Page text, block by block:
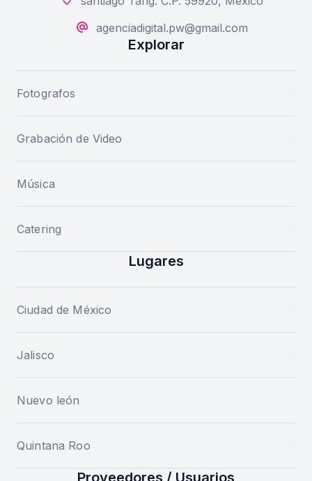
agenciadigital.pw@gmail.com
Explorar
Fotografos
Grabación de Video
Música
Catering
Lugares
Ciudad de México
Jalisco
Nuevo león
Quintana Roo
Proveedores / Usuarios